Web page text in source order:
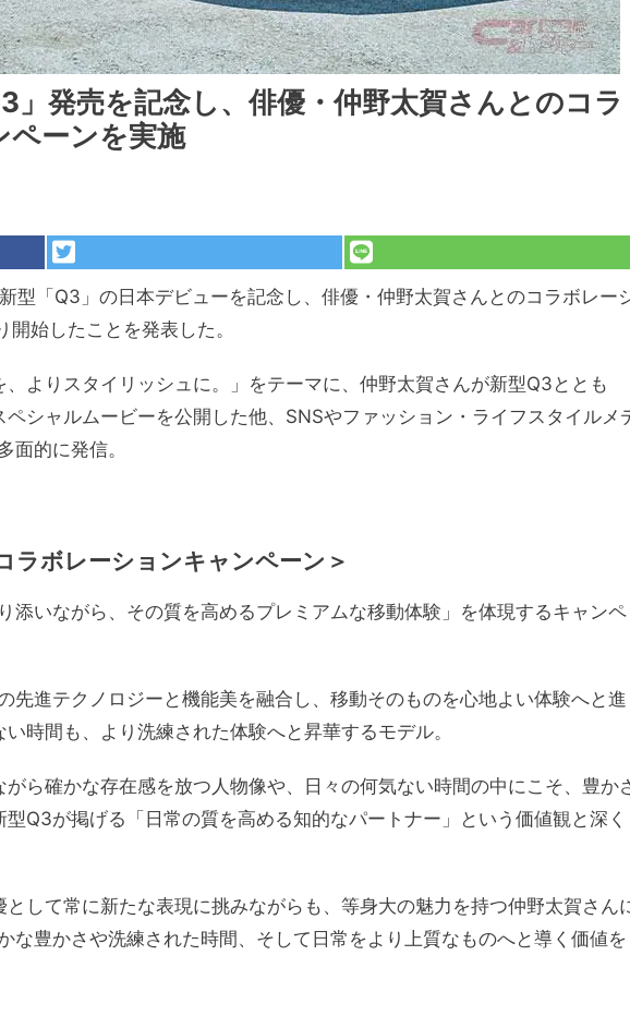
」発売を記念し、俳優・仲野太賀さんとのコラ
ペーンを実施
型「Q3」の日本デビューを記念し、俳優・仲野太賀さんとのコラボレー
始したことを発表した。
よりスタイリッシュに。」をテーマに、仲野太賀さんが新型Q3ととも
シャルムービーを公開した他、SNSやファッション・ライフスタイルメ
面的に発信。
ラボレーションキャンペーン＞
添いながら、その質を高めるプレミアムな移動体験」を体現するキャンペ
先進テクノロジーと機能美を融合し、移動そのものを心地よい体験へと進
時間も、より洗練された体験へと昇華するモデル。
ら確かな存在感を放つ人物像や、日々の何気ない時間の中にこそ、豊か
Q3が掲げる「日常の質を高める知的なパートナー」という価値観と深く
して常に新たな表現に挑みながらも、等身大の魅力を持つ仲野太賀さん
な豊かさや洗練された時間、そして日常をより上質なものへと導く価値を